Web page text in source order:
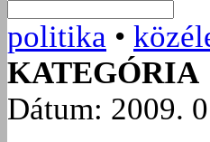
politika •
KATEGÓRIA
Dátum: 2009.